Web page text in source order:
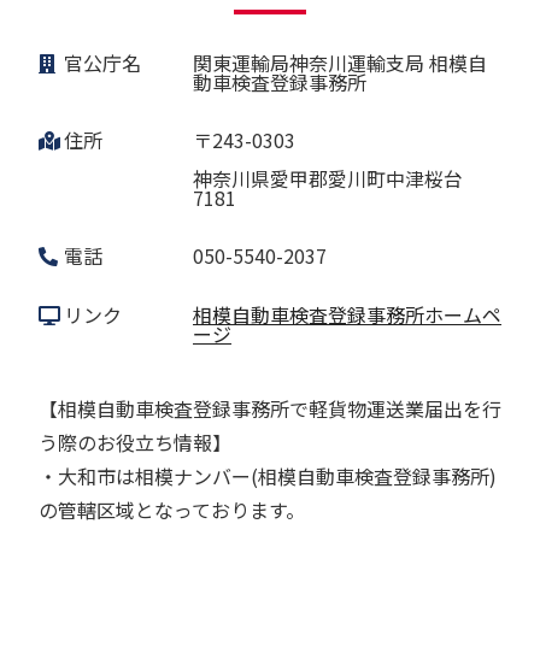
官公庁名 関東運輸局神奈川運輸支局 相模自
動車検査登録事務所
住所
〒243-0303
神奈川県愛甲郡愛川町中津桜台
7181
電話
050-5540-2037
リンク 相模自動車検査登録事務所ホームペ
ージ
【相模自動車検査登録事務所で軽貨物運送業届出を行
う際のお役立ち情報】
・大和市は相模ナンバー(相模自動車検査登録事務所)
の管轄区域となっております。